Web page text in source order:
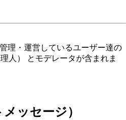
理・運営しているユーザー達の
人） とモデレータが含まれま
ッセージ）